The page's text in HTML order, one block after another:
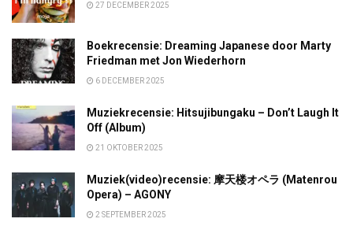
27 DECEMBER 2025
Boekrecensie: Dreaming Japanese door Marty
Friedman met Jon Wiederhorn
6 DECEMBER 2025
Muziekrecensie: Hitsujibungaku – Don’t Laugh It
Off (Album)
21 OKTOBER 2025
Muziek(video)recensie: 摩天楼オペラ (Matenrou
Opera) – AGONY
2 SEPTEMBER 2025